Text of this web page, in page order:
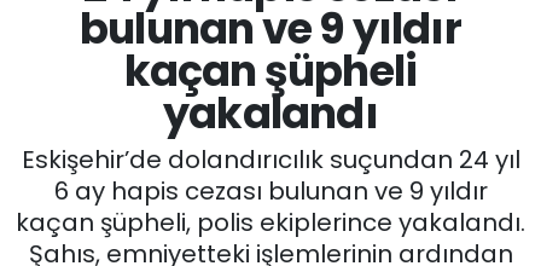
bulunan ve 9 yıldır
kaçan şüpheli
yakalandı
Eskişehir’de dolandırıcılık suçundan 24 yıl
6 ay hapis cezası bulunan ve 9 yıldır
kaçan şüpheli, polis ekiplerince yakalandı.
Şahıs, emniyetteki işlemlerinin ardından
GÜNCEL
EĞİTİM
MAGAZİN
Süper Lig Puan Durumu ve Fikstür
Tüm Manşetler
Son Dakika Haberleri
Haber Arşivi